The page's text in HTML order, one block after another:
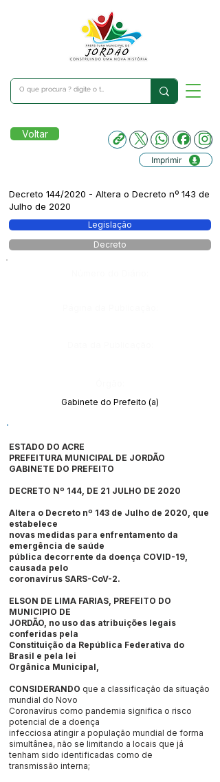
Voltar
Imprimir
Decreto 144/2020 - Altera o Decreto nº 143 de
Julho de 2020
Legislação
Decreto
Gabinete do Prefeito (a)
ESTADO DO ACRE
PREFEITURA MUNICIPAL DE JORDÃO
GABINETE DO PREFEITO
DECRETO Nº 144, DE 21 JULHO DE 2020
Altera o Decreto nº 143 de Julho de 2020, que
estabelece
novas medidas para enfrentamento da
emergência de saúde
pública decorrente da doença COVID-19,
causada pelo
coronavírus SARS-CoV-2.
ELSON DE LIMA FARIAS, PREFEITO DO
MUNICIPIO DE
JORDÃO, no uso das atribuições legais
conferidas pela
Constituição da República Federativa do
Brasil e pela lei
Orgânica Municipal,
CONSIDERANDO que a classificação da situação
mundial do Novo
Coronavírus como pandemia significa o risco
potencial de a doença
infecciosa atingir a população mundial de forma
simultânea, não se limitando a locais que já
tenham sido identificadas como de
transmissão interna;